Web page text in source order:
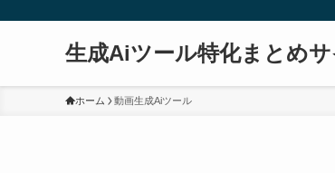
生成Aiツール特化まとめサ
ホーム 動画生成Aiツール